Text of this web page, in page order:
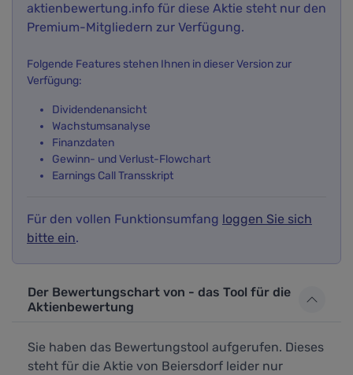
aktienbewertung.info für diese Aktie steht nur den
Premium-Mitgliedern zur Verfügung.
Folgende Features stehen Ihnen in dieser Version zur
Verfügung:
Dividendenansicht
Wachstumsanalyse
Finanzdaten
Gewinn- und Verlust-Flowchart
Earnings Call Transskript
Für den vollen Funktionsumfang loggen Sie sich
bitte ein.
Der Bewertungschart von - das Tool für die
Aktienbewertung
Sie haben das Bewertungstool aufgerufen. Dieses
steht für die Aktie von Beiersdorf leider nur